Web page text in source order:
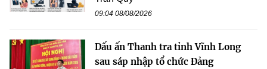
09:04 08/08/2026
Dấu ấn Thanh tra tỉnh Vĩnh Long
sau sáp nhập tổ chức Đảng